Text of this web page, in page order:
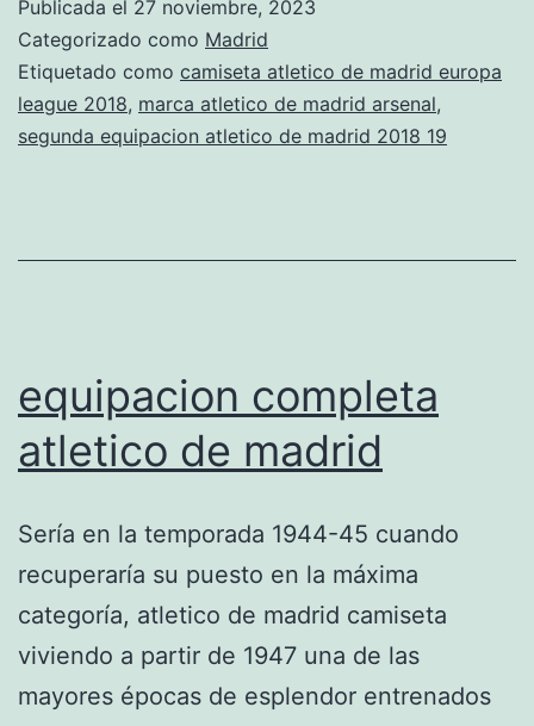
atletico
de
madrid
Publicada el 27 noviembre, 2023
Categorizado como Madrid
Etiquetado como camiseta atletico de madrid europa
league 2018, marca atletico de madrid arsenal,
segunda equipacion atletico de madrid 2018 19
equipacion completa
atletico de madrid
Sería en la temporada 1944-45 cuando
recuperaría su puesto en la máxima
categoría, atletico de madrid camiseta
viviendo a partir de 1947 una de las
mayores épocas de esplendor entrenados